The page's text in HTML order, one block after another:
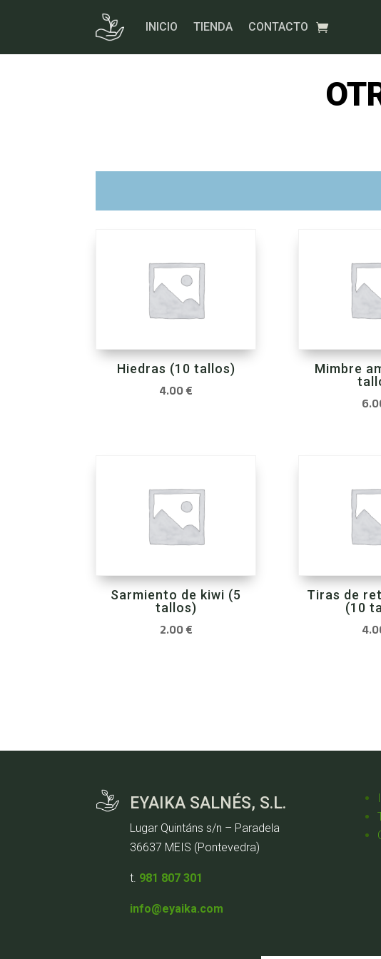
INICIO TIENDA CONTACTO
Hiedras (10 tallos)
4.00€
Mimbre
Sarmiento de kiwi (5
tallos)
2.00€
Tiras de
(10
EYAIKA SALNÉS, S.L.
Lugar Quintáns s/n – Paradela
36637 MEIS (Pontevedra)
t. 981 807 301
info@eyaika.com